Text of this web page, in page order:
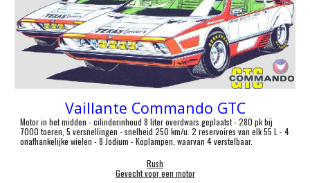
Vaillante Commando GTC
Motor in het midden - cilinderinhoud 8 liter overdwars geplaatst - 280 pk bij
7000 toeren, 5 versnellingen - snelheid 250 km/u. 2 reservoires van elk 55 L - 4
onafhankelijke wielen - 8 Jodium - Koplampen, waarvan 4 verstelbaar.
Rush
Gevecht voor een motor